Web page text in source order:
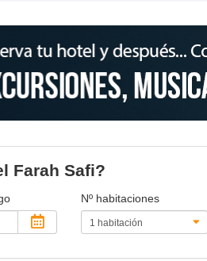
Farah Safi?
Nº habitaciones